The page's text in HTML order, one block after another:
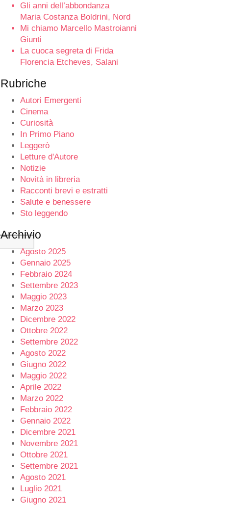
Gli anni dell’abbondanza
Maria Costanza Boldrini, Nord
Mi chiamo Marcello Mastroianni
Giunti
La cuoca segreta di Frida
Florencia Etcheves, Salani
Rubriche
Autori Emergenti
Cinema
Curiosità
In Primo Piano
Leggerò
Letture d'Autore
Notizie
Novità in libreria
Racconti brevi e estratti
Salute e benessere
Sto leggendo
Archivio
Agosto 2025
Gennaio 2025
Febbraio 2024
Settembre 2023
Maggio 2023
Marzo 2023
Dicembre 2022
Ottobre 2022
Settembre 2022
Agosto 2022
Giugno 2022
Maggio 2022
Aprile 2022
Marzo 2022
Febbraio 2022
Gennaio 2022
Dicembre 2021
Novembre 2021
Ottobre 2021
Settembre 2021
Agosto 2021
Luglio 2021
Giugno 2021